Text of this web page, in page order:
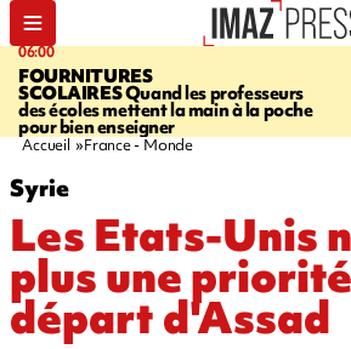
06:00
FOURNITURES
SCOLAIRESQuand les professeurs
des écoles mettent la main à la poche
pour bien enseigner
Accueil France - Monde
Syrie
Les Etats-Unis
plus une
départ d'Assad